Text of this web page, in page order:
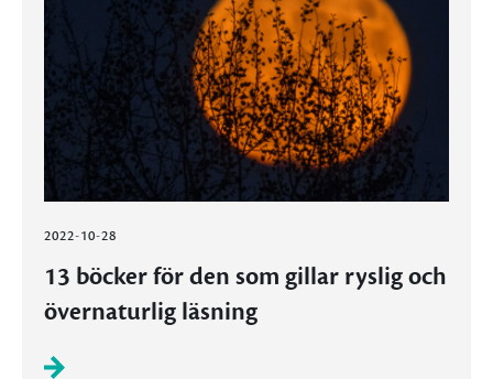
2022-10-28
13 böcker för den som gillar ryslig och
övernaturlig läsning